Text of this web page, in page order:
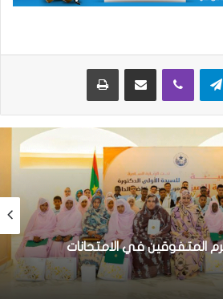
تيلقرام ڤايبر مشاركة عبر البريد طباعة
المتفوقين في الامتحانات